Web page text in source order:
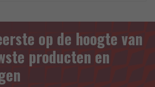
op de hoogte van
producten en